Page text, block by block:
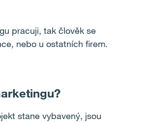
pracuji, tak člověk se
nebo u ostatních firem.
stane vybavený, jsou